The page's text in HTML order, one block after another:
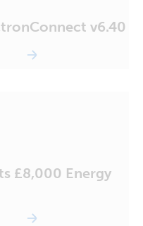
v6.40
£8,000 Energy